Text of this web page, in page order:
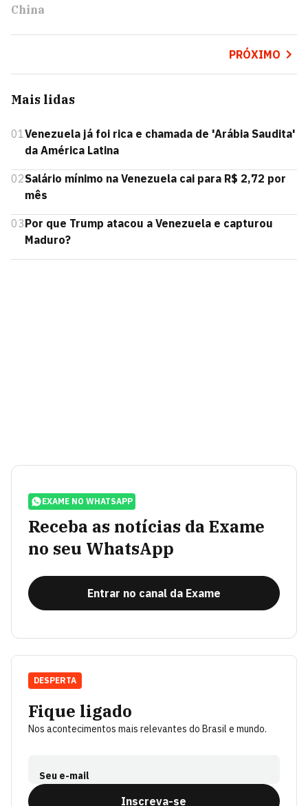
China
PRÓXIMO
Mais lidas
01Venezuela já foi rica e chamada de 'Arábia Saudita'
da América Latina
02Salário mínimo na Venezuela cai para R$ 2,72 por
mês
03Por que Trump atacou a Venezuela e capturou
Maduro?
EXAME NO WHATSAPP
Receba as notícias da Exame
no seu WhatsApp
Entrar no canal da Exame
Fique ligado
Nos acontecimentos mais relevantes do Brasil e mundo.
Seu e-mail
Inscreva-se
DESPERTA